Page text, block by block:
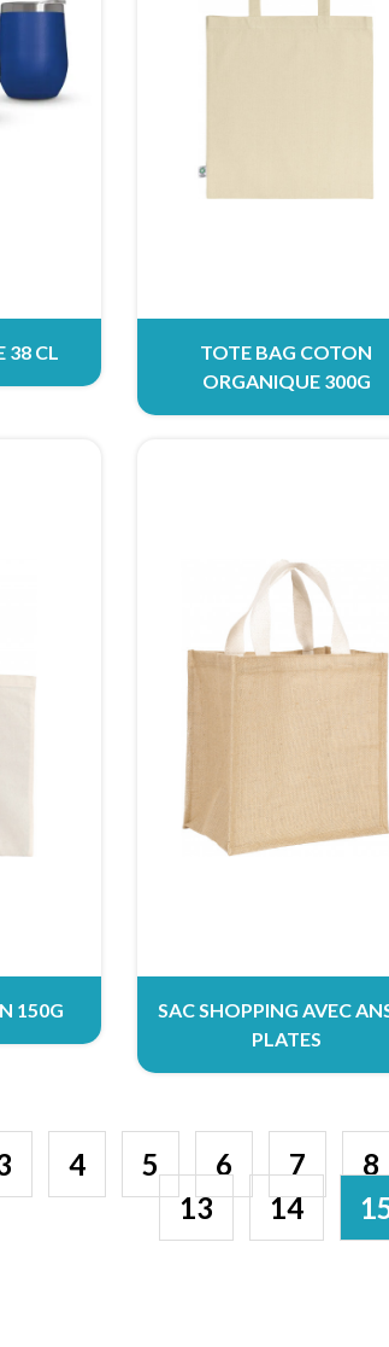
38 CL
TOTE BAG COTON
ORGANIQUE 300G
150G
SAC SHOPPING AVEC
PLATES
4 5 6 7
8
13
14